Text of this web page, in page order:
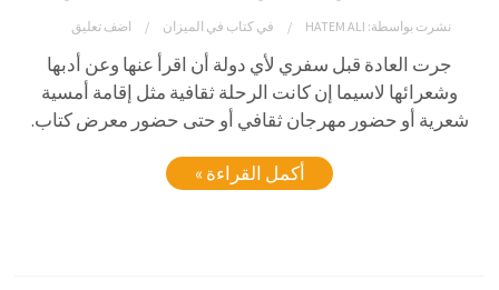
نشرت بواسطة: HATEM ALI فيكتاب في الميزان اضف تعليق
جرت العادة قبل سفري لأي دولة أن اقرأ عنها وعن أدبها
وشعرائها لاسيما إن كانت الرحلة ثقافية مثل إقامة أمسية
شعرية أو حضور مهرجان ثقافي أو حتى حضور معرض كتاب.
أكمل القراءة »